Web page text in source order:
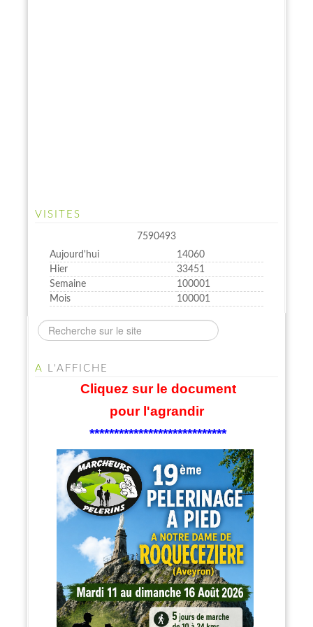
VISITES
7590493
Aujourd'hui
14060
Hier
33451
Semaine
100001
Mois
100001
A L'AFFICHE
Cliquez sur le document
pour l'agrandir
****************************